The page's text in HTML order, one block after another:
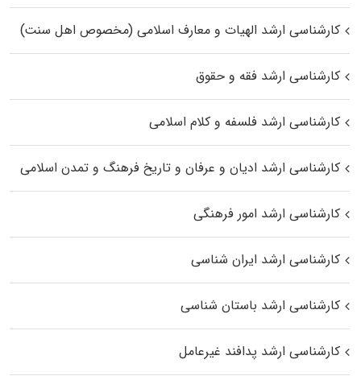
کارشناسی ارشد الهیات و معارف اسلامی (مخصوص اهل سنت)
کارشناسی ارشد فقه و حقوق
کارشناسی ارشد فلسفه و کلام اسلامی
کارشناسی ارشد ادیان و عرفان و تاریخ فرهنگ و تمدن اسلامی
کارشناسی ارشد امور فرهنگی
کارشناسی ارشد ایران شناسی
کارشناسی ارشد باستان شناسی
کارشناسی ارشد پدافند غیرعامل